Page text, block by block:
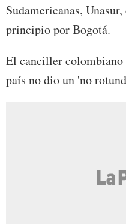
Sudamericanas,
principio por Bogotá.
El canciller colombiano
país no dio un 'no